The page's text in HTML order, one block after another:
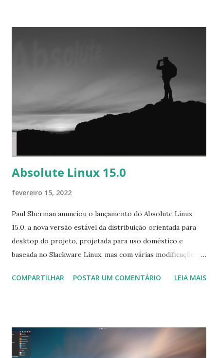
ainda está em nosso repositório e você pode retornar a ele
a qualquer momento. Uma porta para RISC-V - uma
arquitetura de processador de código aberto - está em
andamento , mas ainda não incluído na versão 4.3. Para mais
adeptos tecnicamente, você pode achar interessante que
esta versão também inclui kernel Linux 5.16.7, KDE
Absolute Linux 15.0
fevereiro 15, 2022
Paul Sherman anunciou o lançamento do Absolute Linux
15.0, a nova versão estável da distribuição orientada para
desktop do projeto, projetada para uso doméstico e
baseada no Slackware Linux, mas com várias modificações
IceWM leve com um centro de controle personalizado,
Earth. Ao contrário do Slackware, o Absolute Linux é
desenvolvido apenas para processadores de 64 bits.
COMPARTILHAR POSTAR UM COMENTÁRIO LEIA MAIS